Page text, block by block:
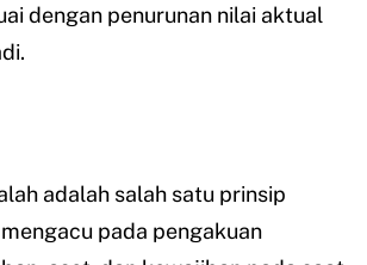
dengan penurunan nilai aktual
adalah salah satu prinsip
pada pengakuan